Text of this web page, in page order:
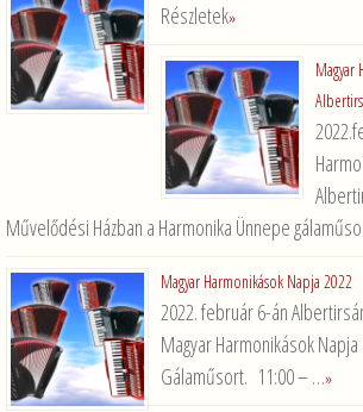
Részletek»
Magyar
Művelődési Házban a Harmonika Ünnepe
Magyar Harmonikások Napja 2022
2022. február 6-án
Magyar Harmonikások
Gálaműsort. 11:00 – …»